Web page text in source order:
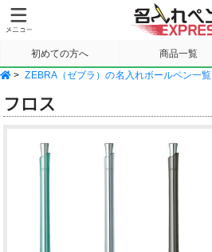
初めての方へ 商品一覧
サンプル請求
> ZEBRA（ゼブラ）の名入れボールペン一覧
フロス
Previous